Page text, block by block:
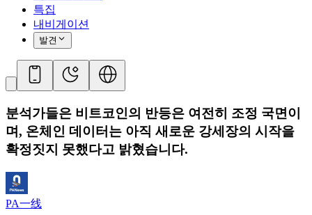
특집
내비게이션
발견
분석가들은 비트코인의 반등은 여전히 ​​조정 국면이
며, 온체인 데이터는 아직 새로운 강세장의 시작을
확정짓지 못했다고 밝혔습니다.
PA一线